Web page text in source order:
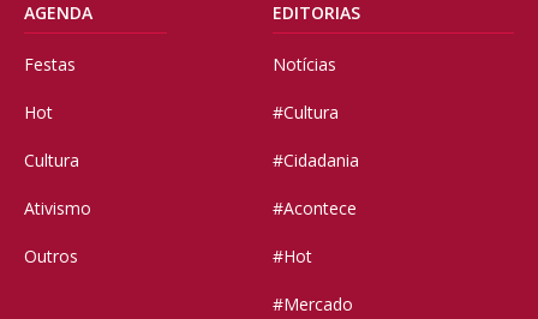
AGENDA
Festas
Hot
Cultura
Ativismo
Outros
EDITORIAS
Notícias
#Cultura
#Cidadania
#Acontece
#Hot
#Mercado